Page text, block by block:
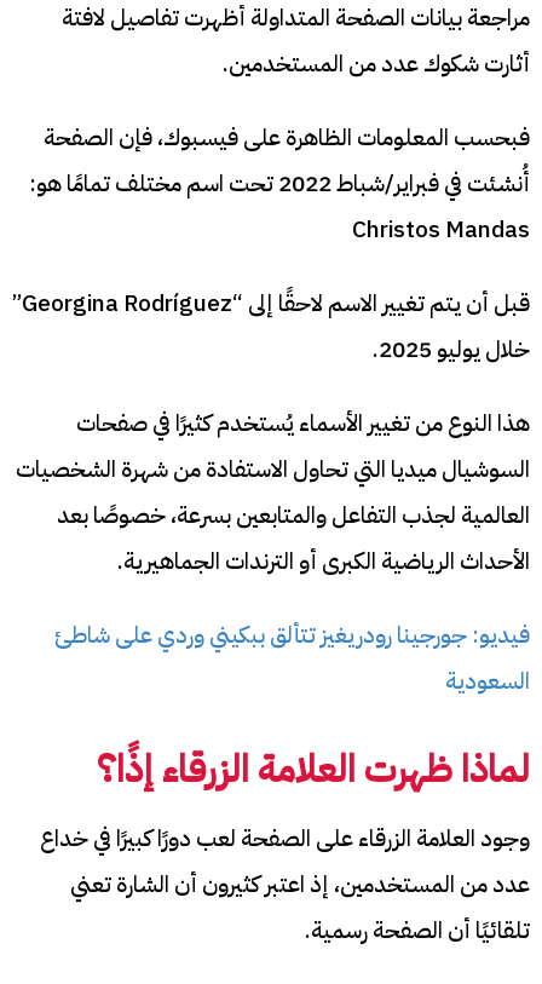
مراجعة بيانات الصفحة المتداولة أظهرت تفاصيل لافتة
أثارت شكوك عدد من المستخدمين.
فبحسب المعلومات الظاهرة على فيسبوك، فإن الصفحة
أُنشئت في فبراير/شباط 2022 تحت اسم مختلف تمامًا هو:
Christos Mandas
قبل أن يتم تغيير الاسم لاحقًا إلى “Georgina Rodríguez”
خلال يوليو 2025.
هذا النوع من تغيير الأسماء يُستخدم كثيرًا في صفحات
السوشيال ميديا التي تحاول الاستفادة من شهرة الشخصيات
العالمية لجذب التفاعل والمتابعين بسرعة، خصوصًا بعد
الأحداث الرياضية الكبرى أو الترندات الجماهيرية.
فيديو: جورجينا رودريغيز تتألق ببكيني وردي على شاطئ
السعودية
لماذا ظهرت العلامة الزرقاء إذًا؟
وجود العلامة الزرقاء على الصفحة لعب دورًا كبيرًا في خداع
عدد من المستخدمين، إذ اعتبر كثيرون أن الشارة تعني
تلقائيًا أن الصفحة رسمية.